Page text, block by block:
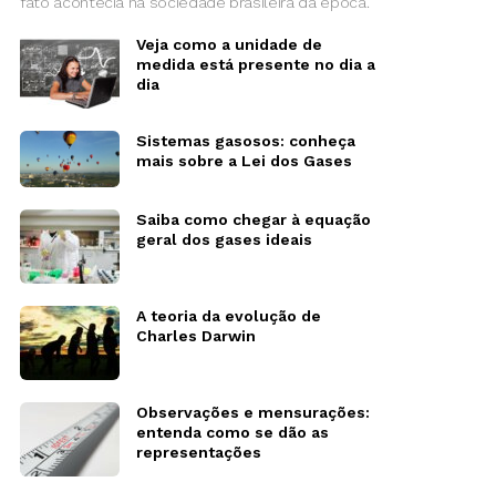
Veja como a unidade de
medida está presente no dia a
dia
Sistemas gasosos: conheça
mais sobre a Lei dos Gases
Saiba como chegar à equação
geral dos gases ideais
A teoria da evolução de
Charles Darwin
Observações e mensurações:
entenda como se dão as
representações